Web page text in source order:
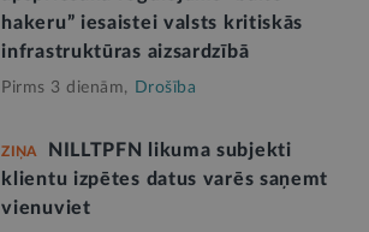
hakeru” iesaistei valsts kritiskās
infrastruktūras aizsardzībā
Pirms 3 dienām, Drošība
ZIŅA
NILLTPFN likuma subjekti
klientu izpētes datus varēs saņemt
vienuviet